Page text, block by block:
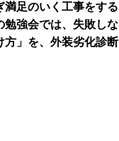
足のいく工事をする
勉強会では、失敗しな
方」を、外装劣化診断